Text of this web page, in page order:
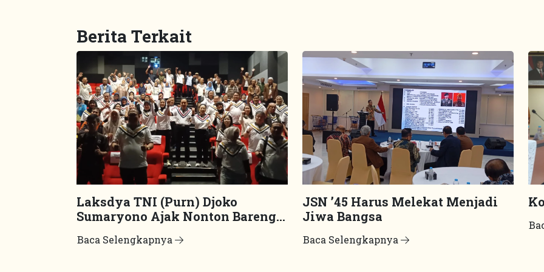
Berita Terkait
Laksdya TNI (Purn) Djoko
Sumaryono Ajak Nonton Bareng
Baca Selengkapnya
JSN ’45 Harus Melekat Menjadi
Jiwa Bangsa
Baca Selengkapnya